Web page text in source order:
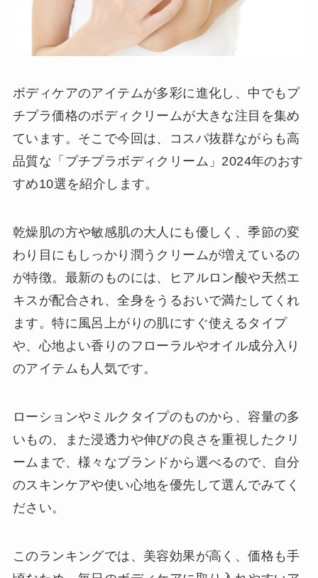
ボディケアのアイテムが多彩に進化し、中でもプ
チプラ価格のボディクリームが大きな注目を集め
ています。そこで今回は、コスパ抜群ながらも高
品質な「プチプラボディクリーム」2024年のおす
すめ10選を紹介します。
乾燥肌の方や敏感肌の大人にも優しく、季節の変
わり目にもしっかり潤うクリームが増えているの
が特徴。最新のものには、ヒアルロン酸や天然エ
キスが配合され、全身をうるおいで満たしてくれ
ます。特に風呂上がりの肌にすぐ使えるタイプ
や、心地よい香りのフローラルやオイル成分入り
のアイテムも人気です。
ローションやミルクタイプのものから、容量の多
いもの、また浸透力や伸びの良さを重視したクリ
ームまで、様々なブランドから選べるので、自分
のスキンケアや使い心地を優先して選んでみてく
ださい。
このランキングでは、美容効果が高く、価格も手